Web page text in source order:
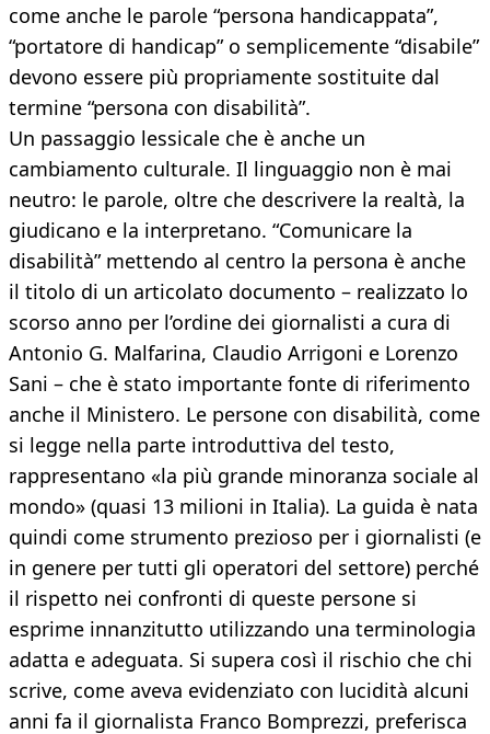
come anche le parole “persona handicappata”,
“portatore di handicap” o semplicemente “disabile”
devono essere più propriamente sostituite dal
termine “persona con disabilità”.
Un passaggio lessicale che è anche un
cambiamento culturale. Il linguaggio non è mai
neutro: le parole, oltre che descrivere la realtà, la
giudicano e la interpretano. “Comunicare la
disabilità” mettendo al centro la persona è anche
il titolo di un articolato documento – realizzato lo
scorso anno per l’ordine dei giornalisti a cura di
Antonio G. Malfarina, Claudio Arrigoni e Lorenzo
Sani – che è stato importante fonte di riferimento
anche il Ministero. Le persone con disabilità, come
si legge nella parte introduttiva del testo,
rappresentano «la più grande minoranza sociale al
mondo» (quasi 13 milioni in Italia). La guida è nata
quindi come strumento prezioso per i giornalisti (e
in genere per tutti gli operatori del settore) perché
il rispetto nei confronti di queste persone si
esprime innanzitutto utilizzando una terminologia
adatta e adeguata. Si supera così il rischio che chi
scrive, come aveva evidenziato con lucidità alcuni
anni fa il giornalista Franco Bomprezzi, preferisca